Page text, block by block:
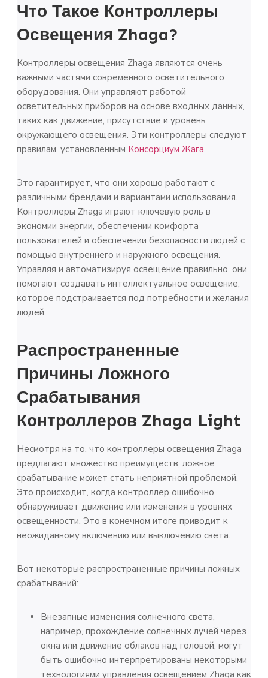
Что Такое Контроллеры
Освещения Zhaga?
Контроллеры освещения Zhaga являются очень
важными частями современного осветительного
оборудования. Они управляют работой
осветительных приборов на основе входных данных,
таких как движение, присутствие и уровень
окружающего освещения. Эти контроллеры следуют
правилам, установленным Консорциум Жага.
Это гарантирует, что они хорошо работают с
различными брендами и вариантами использования.
Контроллеры Zhaga играют ключевую роль в
экономии энергии, обеспечении комфорта
пользователей и обеспечении безопасности людей с
помощью внутреннего и наружного освещения.
Управляя и автоматизируя освещение правильно, они
помогают создавать интеллектуальное освещение,
которое подстраивается под потребности и желания
людей.
Распространенные
Причины Ложного
Срабатывания
Контроллеров Zhaga Light
Несмотря на то, что контроллеры освещения Zhaga
предлагают множество преимуществ, ложное
срабатывание может стать неприятной проблемой.
Это происходит, когда контроллер ошибочно
обнаруживает движение или изменения в уровнях
освещенности. Это в конечном итоге приводит к
неожиданному включению или выключению света.
Вот некоторые распространенные причины ложных
срабатываний:
Внезапные изменения солнечного света,
например, прохождение солнечных лучей через
окна или движение облаков над головой, могут
быть ошибочно интерпретированы некоторыми
технологиями управления освещением Zhaga как